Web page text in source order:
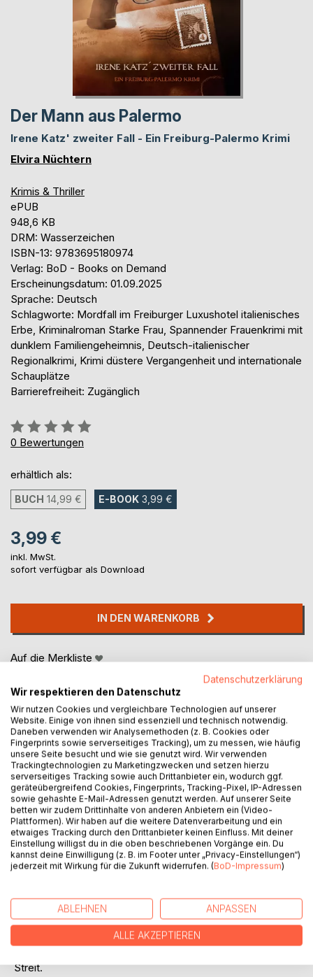
Der Mann aus Palermo
Irene Katz' zweiter Fall - Ein Freiburg-Palermo Krimi
Elvira Nüchtern
Krimis & Thriller
ePUB
948,6 KB
DRM: Wasserzeichen
ISBN-13: 9783695180974
Verlag: BoD - Books on Demand
Erscheinungsdatum: 01.09.2025
Sprache: Deutsch
Schlagworte: Mordfall im Freiburger Luxushotel italienisches
Erbe, Kriminalroman Starke Frau, Spannender Frauenkrimi mit
dunklem Familiengeheimnis, Deutsch-italienischer
Regionalkrimi, Krimi düstere Vergangenheit und internationale
Schauplätze
Barrierefreiheit: Zugänglich
Bewertung::
0%
0 Bewertungen
erhältlich als:
BUCH 14,99 € E-BOOK 3,99 €
3,99 €
inkl. MwSt.
sofort verfügbar als Download
IN DEN WARENKORB
Auf die Merkliste
BESCHREIBUNG
Ein sizilianisches Familiengeheimnis, ein rätselhafter Mord
und eine Frau, die für die Wahrheit kämpft.
Nella Lombardi ist 55 Jahre, Gastronomin in Freiburg - und
Schauspieler Salvo Landone, gegenüberzutreten, gibt es
eine tragische Wendung. Einige Zeit später liegt er im
Sterben - und Nella erreicht ihn gerade noch rechtzeitig.
Streit.
Datenschutzerklärung
Wir respektieren den Datenschutz
Wir nutzen Cookies und vergleichbare Technologien auf unserer
Website. Einige von ihnen sind essenziell und technisch notwendig.
Daneben verwenden wir Analysemethoden (z. B. Cookies oder
Fingerprints sowie serverseitiges Tracking), um zu messen, wie häufig
unsere Seite besucht und wie sie genutzt wird. Wir verwenden
Trackingtechnologien zu Marketingzwecken und setzen hierzu
serverseitiges Tracking sowie auch Drittanbieter ein, wodurch ggf.
geräteübergreifend Cookies, Fingerprints, Tracking-Pixel, IP-Adressen
sowie gehashte E-Mail-Adressen genutzt werden. Auf unserer Seite
betten wir zudem Drittinhalte von anderen Anbietern ein (Video-
Plattformen). Wir haben auf die weitere Datenverarbeitung und ein
etwaiges Tracking durch den Drittanbieter keinen Einfluss. Mit deiner
Einstellung willigst du in die oben beschriebenen Vorgänge ein. Du
kannst deine Einwilligung (z. B. im Footer unter „Privacy-Einstellungen“)
jederzeit mit Wirkung für die Zukunft widerrufen. (BoD-Impressum)
ABLEHNEN ANPASSEN
ALLE AKZEPTIEREN